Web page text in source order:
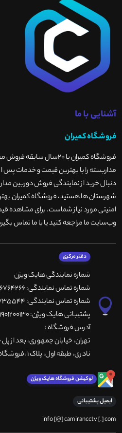
آشنایی با ما
فروشگاه کمیران
فروشگاه کمیران با ۲۰سال
مداربسته را با بهترین قیمت و خدمات پس
دنبال خرید از نمایندگی فروش دوربین
شهرستان ها هستید، فروشگاه کمیران
امنیتی مورد نیاز شماست. برای مشاهده
وب‌سایت ما مراجعه کنید یا با ما تماس
دفتر مرکزی
شماره نمایندگی هایک ویژن
شماره تماس نمایندگی: 66764266-66764236-66764257
شماره تماس نمایندگی: 66735544-66739116-66739127
پشتیبانی هایک ویژن: 09901200130
آدرس فروشگاه :
تهران، خيابان جمهوری، بعد از
نادری، طبقه اول، پلاک 1 ،فروشگاه کمیران
لوکیشن فروشگاه هایک ویژن
ایمیل پشتیبانی
info [@] camirancctv [.] com